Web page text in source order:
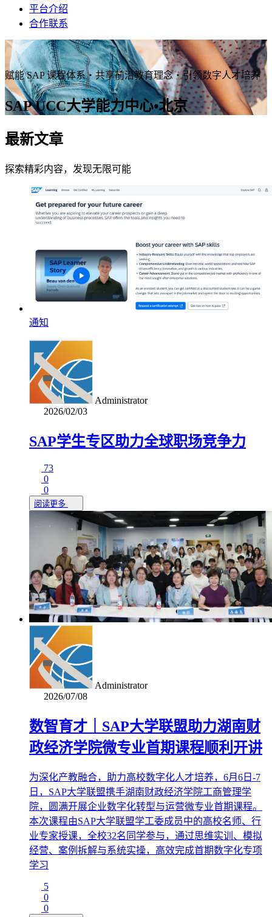
平台介绍
合作联系
赋能 SAP 课程体系・共享前沿教育理念・引领数字人才培养
SAP UCC大学能力中心•北京
最新文章
探索精彩内容，发现无限可能
通知
Administrator
2026/02/03
SAP学生专区助力全球职场竞争力
73
0
0
阅读更多
Administrator
2026/07/08
数智育才｜SAP大学联盟助力湖南财
政经济学院微专业首期课程顺利开讲
为深化产教融合，助力高校数字化人才培养，6月6日-7
日，SAP大学联盟携手湖南财政经济学院工商管理学
院，圆满开展企业数字化转型与运营微专业首期课程。
本次课程由SAP大学联盟学工委成员中的高校名师、行
业专家授课，全校32名同学参与，通过思维实训、模拟
经营、案例拆解与系统实操，高效完成首期数字化专项
学习
5
0
0